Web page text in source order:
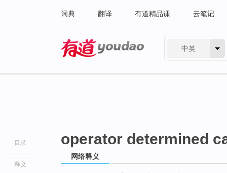
词典 翻译 有道精品课 云笔记
中英
目录
释义
operator determined
网络释义